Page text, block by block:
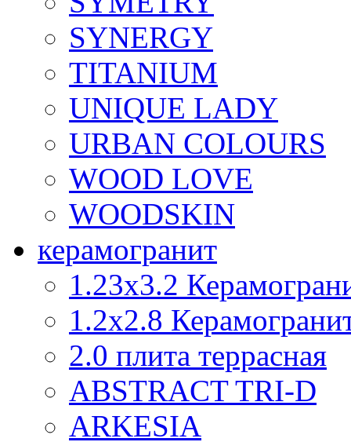
SYNERGY
TITANIUM
UNIQUE LADY
URBAN COLOURS
WOOD LOVE
WOODSKIN
керамогранит
1.23x3.2
1.2х2.8
2.0 плита террасная
ABSTRACT TRI-D
ARKESIA